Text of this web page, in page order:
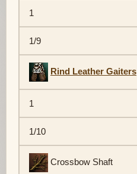
1
1/9
Rind Leather Gaiters
1
1/10
Crossbow Shaft